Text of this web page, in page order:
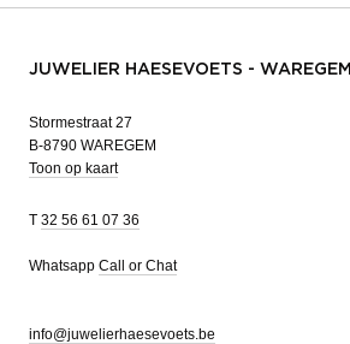
JUWELIER HAESEVOETS - WAREGEM
Stormestraat 27
B-8790 WAREGEM
Toon op kaart
T 32 56 61 07 36
Whatsapp Call or Chat
info@juwelierhaesevoets.be